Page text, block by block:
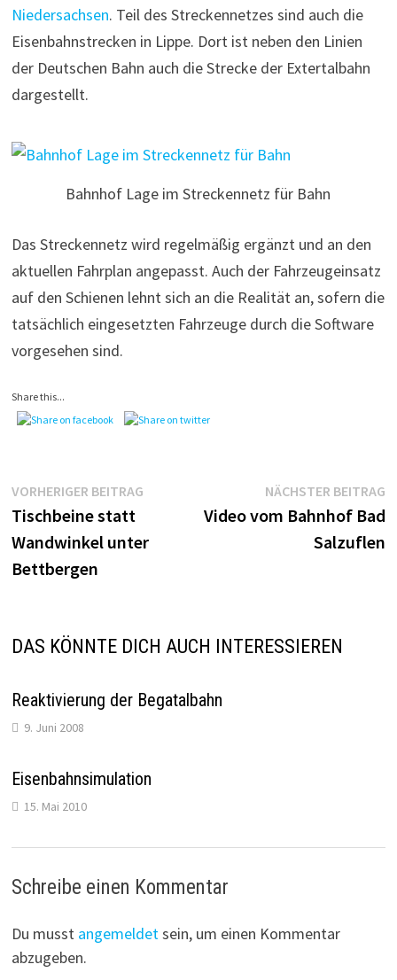
Niedersachsen. Teil des Streckennetzes sind auch die
Eisenbahnstrecken in Lippe. Dort ist neben den Linien
der Deutschen Bahn auch die Strecke der Extertalbahn
dargestellt.
Bahnhof Lage im Streckennetz für Bahn
Das Streckennetz wird regelmäßig ergänzt und an den
aktuellen Fahrplan angepasst. Auch der Fahrzeugeinsatz
auf den Schienen lehnt sich an die Realität an, sofern die
tatsächlich eingesetzten Fahrzeuge durch die Software
vorgesehen sind.
Share this...
Beitragsnavigation
VORHERIGER BEITRAGVorheriger
Tischbeine statt
Wandwinkel unter
Bettbergen
NÄCHSTER BEITRAG
Video vom Bahnhof Bad
Salzuflen
DAS KÖNNTE DICH AUCH INTERESSIEREN
Reaktivierung der Begatalbahn
9. Juni 2008
Eisenbahnsimulation
15. Mai 2010
Schreibe einen Kommentar
Du musst angemeldetsein, um einen Kommentar
abzugeben.